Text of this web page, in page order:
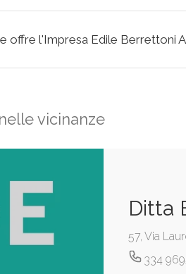
offre l'Impresa Edile Berrettoni
vicinanze
Ditta
57, Via
334